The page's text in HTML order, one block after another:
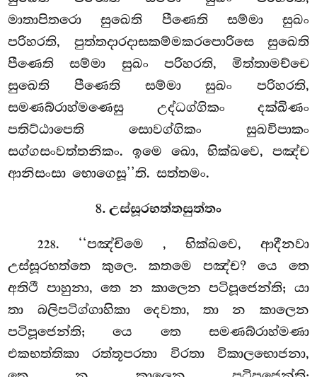
මාතාපිතරො සුඛෙති පීණෙති සම්මා සුඛං
පරිහරති, පුත්තදාරදාසකම්මකරපොරිසෙ සුඛෙති
පීණෙති සම්මා සුඛං පරිහරති, මිත්තාමච්චෙ
සුඛෙති පීණෙති සම්මා සුඛං පරිහරති,
සමණබ්රාහ්මණෙසු උද්ධග්ගිකං දක්ඛිණං
පතිට්ඨාපෙති සොවග්ගිකං සුඛවිපාකං
සග්ගසංවත්තනිකං. ඉමෙ ඛො, භික්ඛවෙ, පඤ්ච
ආනිසංසා භොගෙසූ’’ති. සත්තමං.
8. උස්සූරභත්තසුත්තං
228. ‘‘පඤ්චිමෙ , භික්ඛවෙ, ආදීනවා
උස්සූරභත්තෙ කුලෙ. කතමෙ පඤ්ච? යෙ තෙ
අතිථී පාහුනා, තෙ න කාලෙනපටිපූජෙන්ති; යා
තා බලිපටිග්ගාහිකා දෙවතා, තා න කාලෙන
පටිපූජෙන්ති; යෙ තෙ සමණබ්රාහ්මණා
එකභත්තිකා රත්තූපරතා විරතා විකාලභොජනා,